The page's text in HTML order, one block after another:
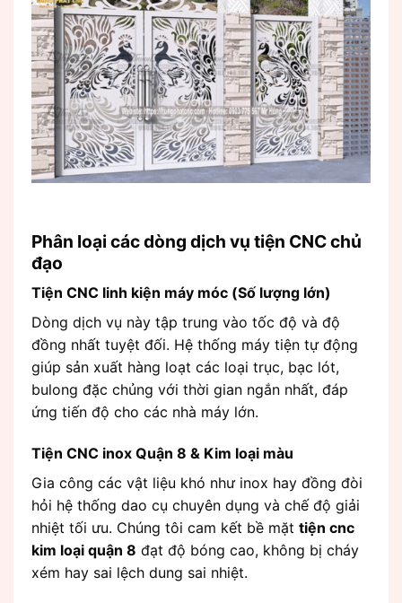
Phân loại các dòng dịch vụ tiện CNC chủ
đạo
Tiện CNC linh kiện máy móc (Số lượng lớn)
Dòng dịch vụ này tập trung vào tốc độ và độ
đồng nhất tuyệt đối. Hệ thống máy tiện tự động
giúp sản xuất hàng loạt các loại trục, bạc lót,
bulong đặc chủng với thời gian ngắn nhất, đáp
ứng tiến độ cho các nhà máy lớn.
Tiện CNC inox Quận 8 & Kim loại màu
Gia công các vật liệu khó như inox hay đồng đòi
hỏi hệ thống dao cụ chuyên dụng và chế độ giải
nhiệt tối ưu. Chúng tôi cam kết bề mặt tiện cnc
kim loại quận 8 đạt độ bóng cao, không bị cháy
xém hay sai lệch dung sai nhiệt.